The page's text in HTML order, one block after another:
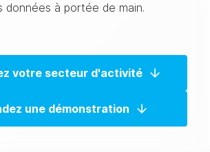
données à portée de main.
votre secteur d'activité
une démonstration